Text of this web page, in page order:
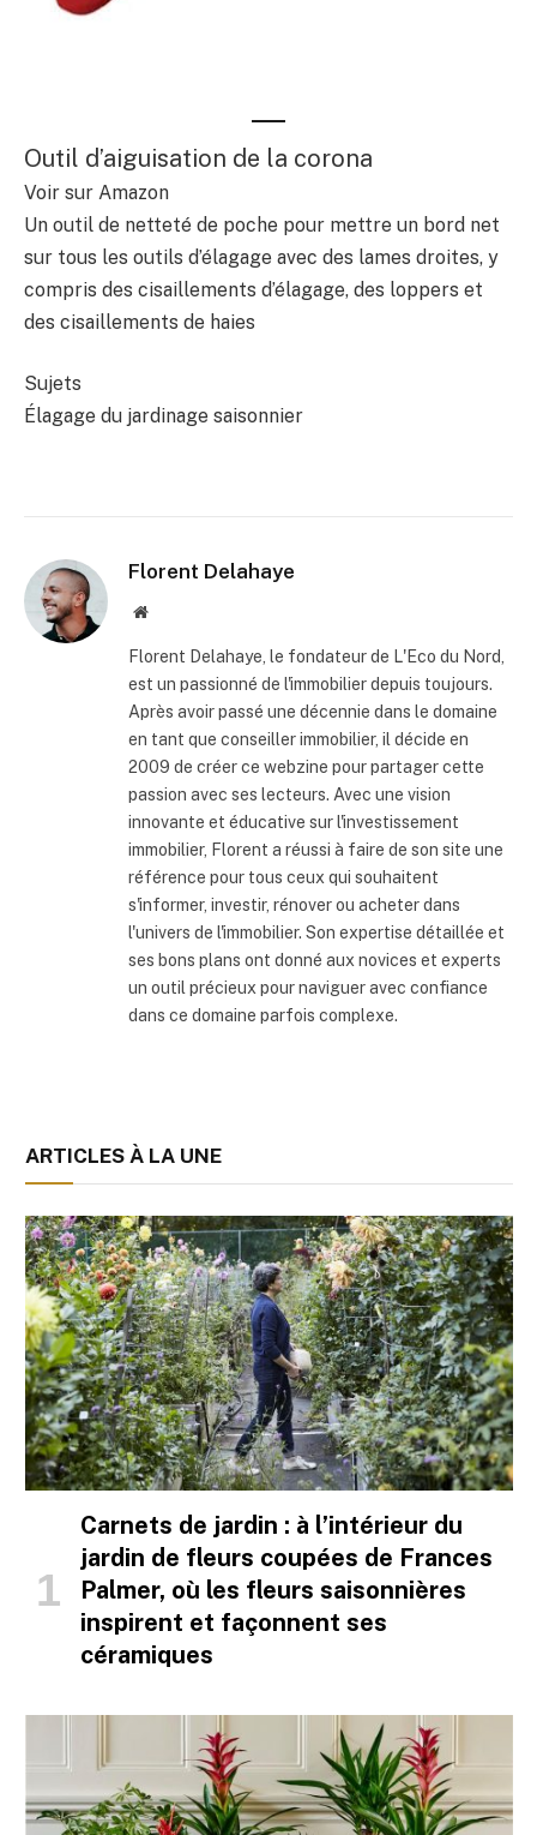
Outil d’aiguisation de la corona
Voir sur Amazon
Un outil de netteté de poche pour mettre un bord net
sur tous les outils d’élagage avec des lames droites, y
compris des cisaillements d’élagage, des loppers et
des cisaillements de haies
Sujets
Élagage du jardinage saisonnier
Florent Delahaye
Site
Florent Delahaye, le fondateur de L'Eco du Nord,
est un passionné de l'immobilier depuis toujours.
Après avoir passé une décennie dans le domaine
en tant que conseiller immobilier, il décide en
2009 de créer ce webzine pour partager cette
passion avec ses lecteurs. Avec une vision
innovante et éducative sur l'investissement
immobilier, Florent a réussi à faire de son site une
référence pour tous ceux qui souhaitent
s'informer, investir, rénover ou acheter dans
l'univers de l'immobilier. Son expertise détaillée et
ses bons plans ont donné aux novices et experts
un outil précieux pour naviguer avec confiance
dans ce domaine parfois complexe.
ARTICLES À LA UNE
Carnets de jardin : à l’intérieur du
jardin de fleurs coupées de Frances
Palmer, où les fleurs saisonnières
inspirent et façonnent ses
céramiques